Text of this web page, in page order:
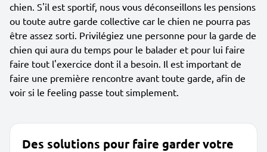
chien. S'il est sportif, nous vous déconseillons les pensions
ou toute autre garde collective car le chien ne pourra pas
être assez sorti. Privilégiez une personne pour la garde de
chien qui aura du temps pour le balader et pour lui faire
faire tout l'exercice dont il a besoin. Il est important de
faire une première rencontre avant toute garde, afin de
voir si le feeling passe tout simplement.
Des solutions pour faire garder votre